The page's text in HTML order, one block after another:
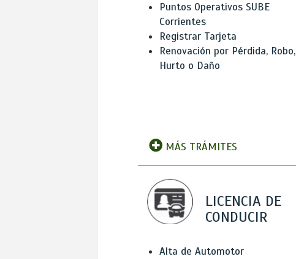
Puntos Operativos SUBE
Corrientes
Registrar Tarjeta
Renovación por Pérdida, Robo,
Hurto o Daño
MÁS TRÁMITES
LICENCIA DE
CONDUCIR
Alta de Automotor